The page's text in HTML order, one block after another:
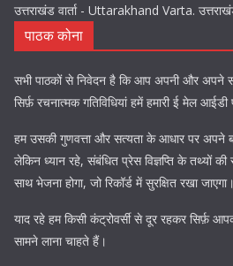
उत्तराखंड वार्ता - Uttarakhand Varta.
पाठक कोना
सभी पाठकों से निवेदन है कि आप अपनी और अपने
सिर्फ़ रचनात्मक गतिविधियां हमें हमारी ई मेल
हम उसकी गुणवत्ता और सत्यता के आधार पर अपने
लेकिन ध्यान रहे, संबंधित प्रेस विज्ञप्ति के तथ्यों
साथ भेजना होगा, जो रिकॉर्ड में सुरक्षित रखा जाएगा।
याद रहे हम किसी कंट्रोवर्सी से दूर रहकर सिर्फ़
सामने लाना चाहते हैं।